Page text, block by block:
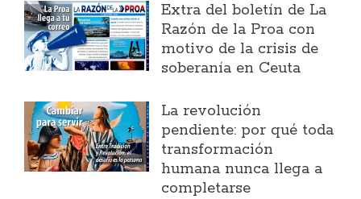
Extra del boletín de La
Razón de la Proa con
motivo de la crisis de
soberanía en Ceuta
La revolución
pendiente: por qué toda
transformación
humana nunca llega a
completarse